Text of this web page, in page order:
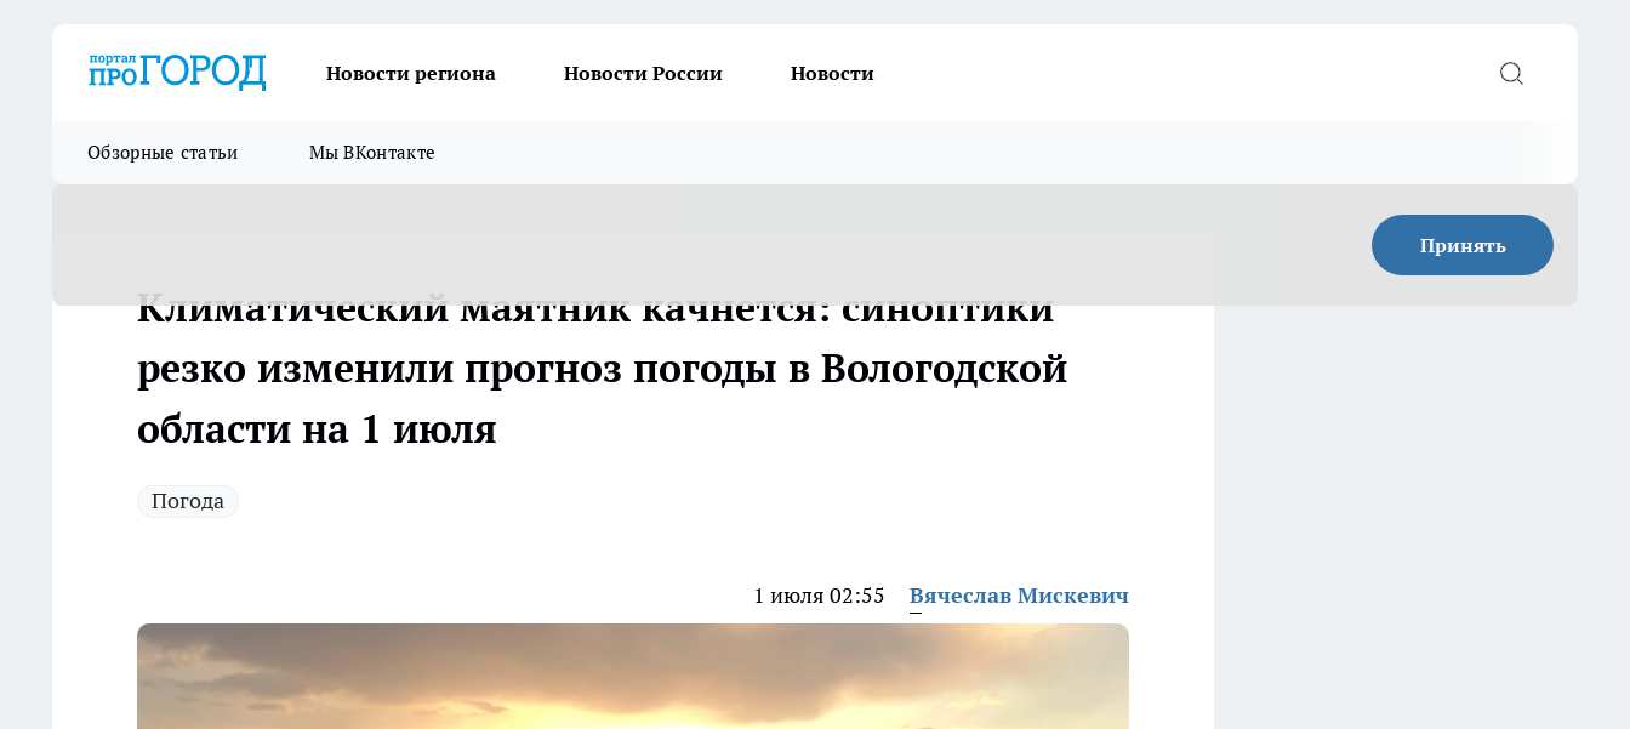
Новости региона Новости России Новости
Обзорные статьи Мы ВКонтакте
Принять
Климатический маятник качнется: синоптики
резко изменили прогноз погоды в Вологодской
области на 1 июля
Погода
1 июля 02:55 Вячеслав Мискевич